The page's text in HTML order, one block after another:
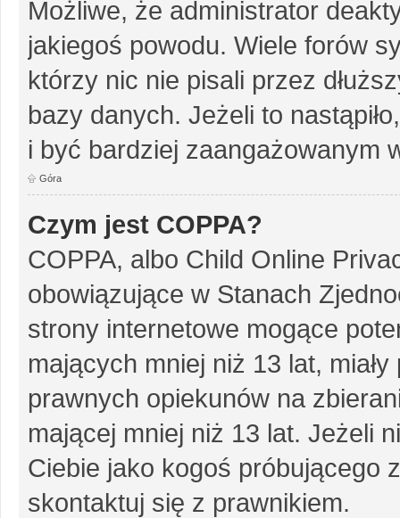
Możliwe, że administrator
jakiegoś powodu. Wiele forów
którzy nic nie pisali przez
bazy danych. Jeżeli to
i być bardziej zaangażowanym
Góra
Czym jest COPPA?
COPPA, albo Child Online
obowiązujące w Stanach
strony internetowe mogące
mających mniej niż 13 lat,
prawnych opiekunów na
mającej mniej niż 13 lat. Jeżeli
Ciebie jako kogoś próbującego
skontaktuj się z prawnikiem.